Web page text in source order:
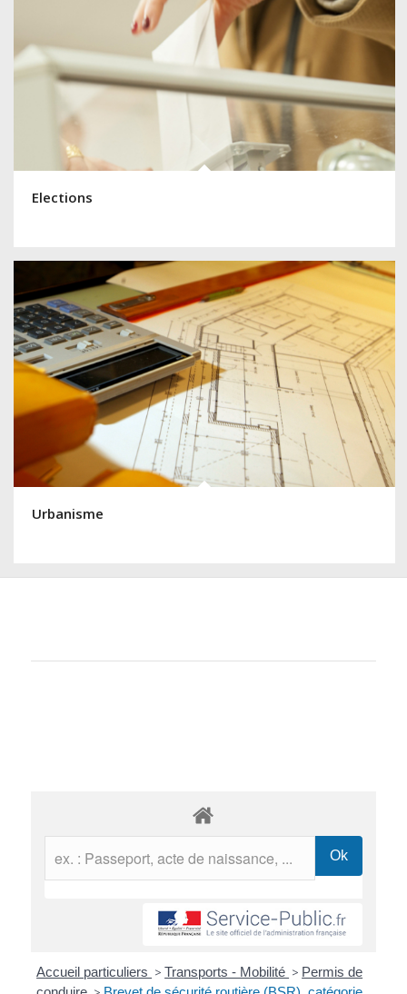
Elections
Urbanisme
Accueil particuliers > Transports - Mobilité > Permis de